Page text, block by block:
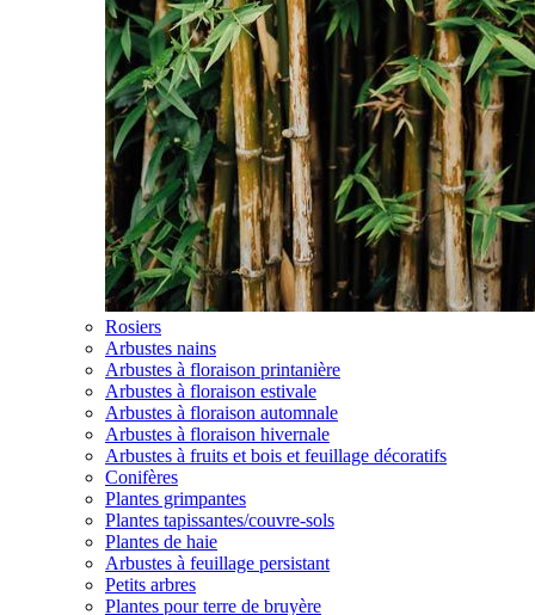
Rosiers
Arbustes nains
Arbustes à floraison printanière
Arbustes à floraison estivale
Arbustes à floraison automnale
Arbustes à floraison hivernale
Arbustes à fruits et bois et feuillage décoratifs
Conifères
Plantes grimpantes
Plantes tapissantes/couvre-sols
Plantes de haie
Arbustes à feuillage persistant
Petits arbres
Plantes pour terre de bruyère